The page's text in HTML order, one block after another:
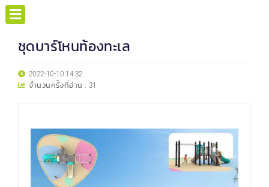
ชุดบาร์โหนท้องทะเล
2022-10-10 14:32
จำนวนครั้งที่อ่าน : 31